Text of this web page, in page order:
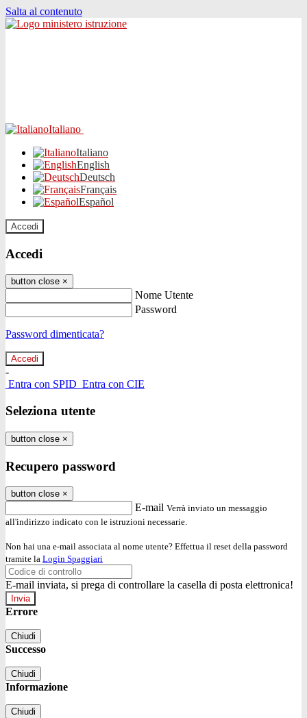
Salta al contenuto
Italiano
Italiano
English
Deutsch
Français
Español
Accedi
Accedi
button close ×
Nome Utente
Password
Password dimenticata?
-
Entra con SPID Entra con CIE
Seleziona utente
button close ×
Recupero password
button close ×
E-mail Verrà inviato un messaggio
all'indirizzo indicato con le istruzioni necessarie.
Non hai una e-mail associata al nome utente? Effettua il reset della password
tramite la Login Spaggiari
E-mail inviata, si prega di controllare la casella di posta elettronica!
Errore
Chiudi
Successo
Chiudi
Informazione
Chiudi